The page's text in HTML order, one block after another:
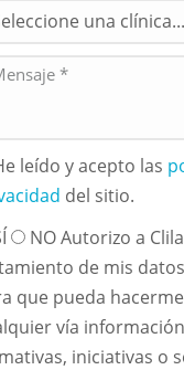
leído y acepto las
del sitio.
NO Autorizo a
de mis
que pueda
vía
iniciativas o